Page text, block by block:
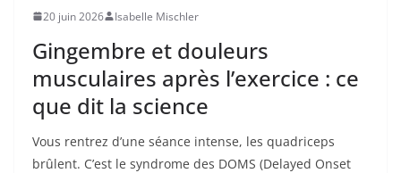
20 juin 2026 Isabelle Mischler
Gingembre et douleurs
musculaires après l’exercice : ce
que dit la science
Vous rentrez d’une séance intense, les quadriceps
brûlent. C’est le syndrome des DOMS (Delayed Onset